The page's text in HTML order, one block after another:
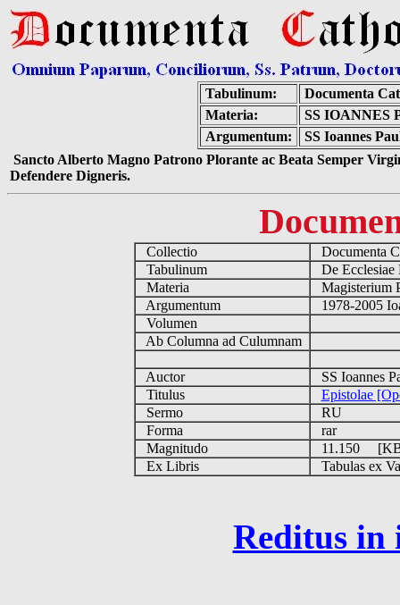
Tabulinum:
Documenta
Materia:
SS IOANNES
Argumentum:
SS Ioannes
Sancto Alberto Magno Patrono Plorante ac Beata Semper
Defendere Digneris.
Collectio
Documenta
Tabulinum
De
Materia
Magisterium
Argumentum
1978-2005
Volumen
Ab Columna ad Culumnam
Auctor
SS Ioannes
Titulus
Epistolae
Sermo
RU
Forma
rar
Magnitudo
11.150
Ex Libris
Tabulas ex
Reditus in